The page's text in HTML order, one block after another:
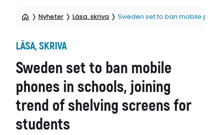
Nyheter Läsa, skriva Sweden set to ban mobile
LÄSA, SKRIVA
Sweden set to ban mobile
phones in schools, joining
trend of shelving screens for
students